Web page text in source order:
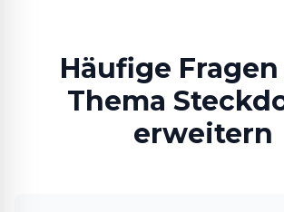
Häufige
Thema
erweitern